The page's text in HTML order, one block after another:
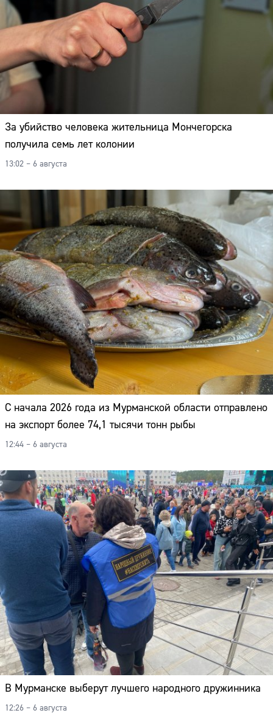
За убийство человека жительница Мончегорска
получила семь лет колонии
13:02 – 6 августа
С начала 2026 года из Мурманской области отправлено
на экспорт более 74,1 тысячи тонн рыбы
12:44 – 6 августа
В Мурманске выберут лучшего народного дружинника
12:26 – 6 августа